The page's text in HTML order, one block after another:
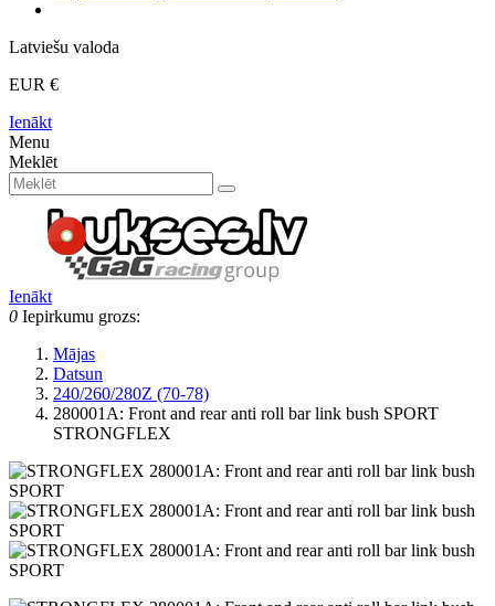
Latviešu valoda
EUR €
Ienākt
Menu
Meklēt
Ienākt
0 Iepirkumu grozs:
Mājas
Datsun
240/260/280Z (70-78)
280001A: Front and rear anti roll bar link bush SPORT
STRONGFLEX